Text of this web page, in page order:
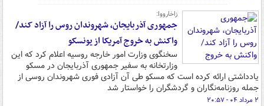
زاخارووا:
جمهوری آذربایجان، شهروندان روس را آزاد کند/
واکنش به خروج آمریکا از یونسکو
سخنگوی وزارت امور خارجه روسیه اعلام کرد که این
وزارتخانه به سفیر جمهوری آذربایجان در مسکو
یادداشتی ارائه کرده است که مسکو طی آن آزادی فوری شهروندان روسی از
جمله روزنامه‌نگاران و گردشگران را خواستار شد
۲ مرداد ۰۴ - ۲۰:۵۷